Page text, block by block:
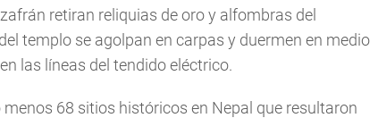
retiran reliquias de oro y alfombras del
templo se agolpan en carpas y duermen en medio
las líneas del tendido eléctrico.
68 sitios históricos en Nepal que resultaron